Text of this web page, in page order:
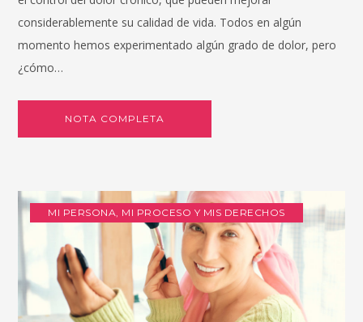
considerablemente su calidad de vida. Todos en algún
momento hemos experimentado algún grado de dolor, pero
¿cómo…
NOTA COMPLETA
MI PERSONA, MI PROCESO Y MIS DERECHOS